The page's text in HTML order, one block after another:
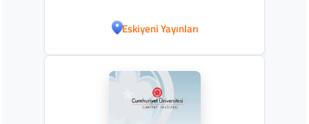
Eskiyeni Yayınları